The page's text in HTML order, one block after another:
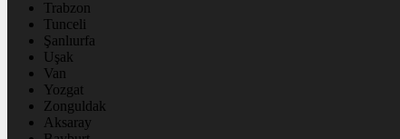
Trabzon
Tunceli
Şanlıurfa
Uşak
Van
Yozgat
Zonguldak
Aksaray